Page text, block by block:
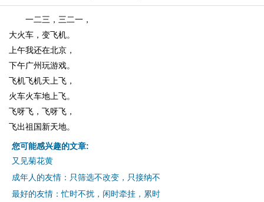
一二三，三二一，
大火车，变飞机。
上午我还在北京，
下午广州玩游戏。
飞机飞机天上飞，
火车火车地上飞。
飞呀飞，飞呀飞，
飞出祖国新天地。
您可能感兴趣的文章:
又见菊花黄
成年人的友情：只筛选不改变，只接纳不
最好的友情：忙时不扰，闲时牵挂，累时